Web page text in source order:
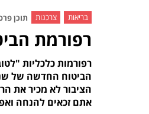
בריאות צרכנות תוכן
רפורמת
רפורמות כלכליות
הציבור לא מכיר את
אתם זכאים להנחה